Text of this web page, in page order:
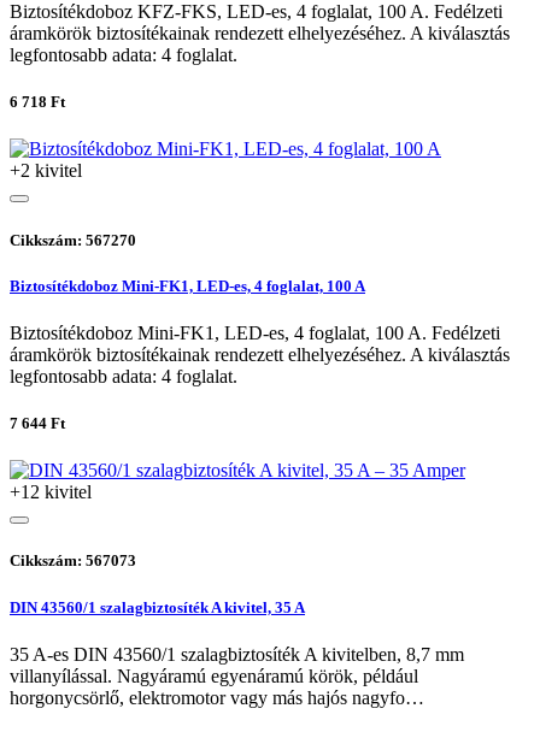
Biztosítékdoboz KFZ-FKS, LED-es, 4 foglalat, 100 A. Fedélzeti
áramkörök biztosítékainak rendezett elhelyezéséhez. A kiválasztás
legfontosabb adata: 4 foglalat.
6 718 Ft
+2 kivitel
Cikkszám: 567270
Biztosítékdoboz Mini-FK1, LED-es, 4 foglalat, 100 A
Biztosítékdoboz Mini-FK1, LED-es, 4 foglalat, 100 A. Fedélzeti
áramkörök biztosítékainak rendezett elhelyezéséhez. A kiválasztás
legfontosabb adata: 4 foglalat.
7 644 Ft
+12 kivitel
Cikkszám: 567073
DIN 43560/1 szalagbiztosíték A kivitel, 35 A
35 A-es DIN 43560/1 szalagbiztosíték A kivitelben, 8,7 mm
villanyílással. Nagyáramú egyenáramú körök, például
horgonycsörlő, elektromotor vagy más hajós nagyfo…